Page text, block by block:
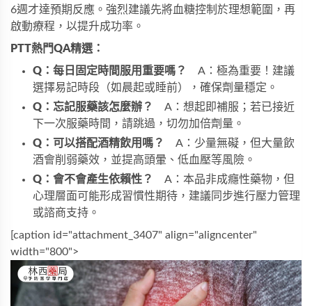
6週才達預期反應。強烈建議先將血糖控制於理想範圍，再
啟動療程，以提升成功率。
PTT熱門QA精選：
Q：每日固定時間服用重要嗎？
A：極為重要！建議
選擇易記時段（如晨起或睡前），確保劑量穩定。
Q：忘記服藥該怎麼辦？
A：想起即補服；若已接近
下一次服藥時間，請跳過，切勿加倍劑量。
Q：可以搭配酒精飲用嗎？
A：少量無礙，但大量飲
酒會削弱藥效，並提高頭暈、低血壓等風險。
Q：會不會產生依賴性？
A：本品非成癮性藥物，但
心理層面可能形成習慣性期待，建議同步進行壓力管理
或諮商支持。
[caption id="attachment_3407" align="aligncenter"
width="800">